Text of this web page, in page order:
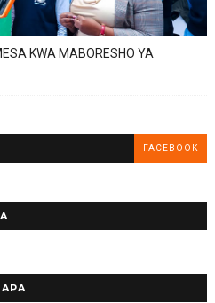
KWA MABORESHO YA
FACEBOOK